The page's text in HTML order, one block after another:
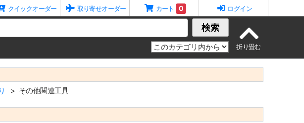
クイックオーダー 取り寄せオーダー カート 0 ログイン
検索
その他関連工具